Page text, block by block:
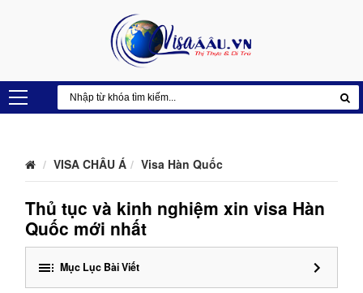
VISA CHÂU Á Visa Hàn Quốc
Thủ tục và kinh nghiệm xin visa Hàn
Quốc mới nhất
Mục Lục Bài Viết